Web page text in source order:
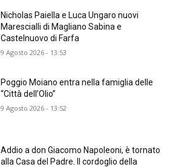
Nicholas Paiella e Luca Ungaro nuovi
Marescialli di Magliano Sabina e
Castelnuovo di Farfa
9 Agosto 2026 - 13:53
Poggio Moiano entra nella famiglia delle
“Città dell’Olio”
9 Agosto 2026 - 13:52
Addio a don Giacomo Napoleoni, è tornato
alla Casa del Padre. Il cordoglio della